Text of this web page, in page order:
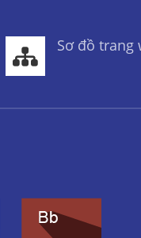
Sơ đồ trang